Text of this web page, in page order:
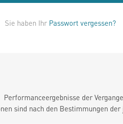
Sie haben Ihr Passwort vergessen?
Performanceergebnisse der
sind nach den Bestimmungen